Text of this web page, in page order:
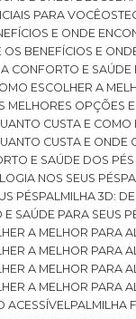
PARA VOCÊ
E ONDE
OS BENEFÍCIOS E
CONFORTO E SAÚDE
ESCOLHER A
MELHORES OPÇÕES
CUSTA E
CUSTA E ONDE
E SAÚDE DOS
NOS SEUS PÉS
PÉS
PALMILHA 3D:
E SAÚDE PARA SEUS
A MELHOR PARA
A MELHOR PARA
A MELHOR PARA
A MELHOR PARA
ACESSÍVEL PALMILHA